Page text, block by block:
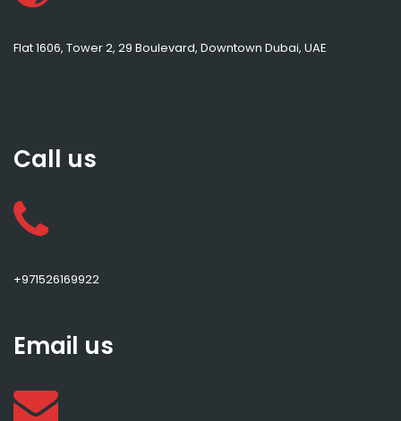
Flat 1606, Tower 2, 29 Boulevard, Downtown Dubai, UAE
Call us
+971526169922
Email us